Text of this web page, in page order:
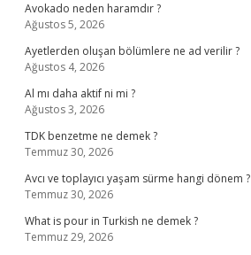
Avokado neden haramdır ?
Ağustos 5, 2026
Ayetlerden oluşan bölümlere ne ad verilir ?
Ağustos 4, 2026
Al mı daha aktif ni mi ?
Ağustos 3, 2026
TDK benzetme ne demek ?
Temmuz 30, 2026
Avcı ve toplayıcı yaşam sürme hangi dönem ?
Temmuz 30, 2026
What is pour in Turkish ne demek ?
Temmuz 29, 2026